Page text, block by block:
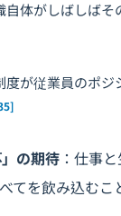
自体がしばしばそ
度が従業員のポジ
」の期待 ：仕事
てを飲み込むこ